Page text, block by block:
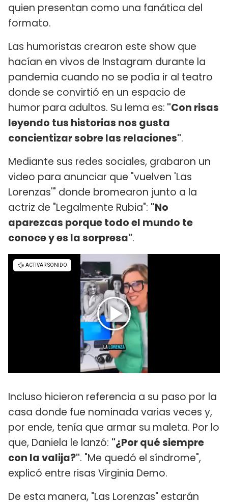
quien presentan como una fanática del
formato.
Las humoristas crearon este show que
hacían en vivos de Instagram durante la
pandemia cuando no se podía ir al teatro
donde se convirtió en un espacio de
humor para adultos. Su lema es: "Con risas
leyendo tus historias nos gusta
concientizar sobre las relaciones".
Mediante sus redes sociales, grabaron un
video para anunciar que "vuelven 'Las
Lorenzas'" donde bromearon junto a la
actriz de "Legalmente Rubia": "No
aparezcas porque todo el mundo te
conoce y es la sorpresa".
Incluso hicieron referencia a su paso por la
casa donde fue nominada varias veces y,
por ende, tenía que armar su maleta. Por lo
que, Daniela le lanzó: "¿Por qué siempre
con la valija?". "Me quedó el síndrome",
explicó entre risas Virginia Demo.
De esta manera, "Las Lorenzas" estarán